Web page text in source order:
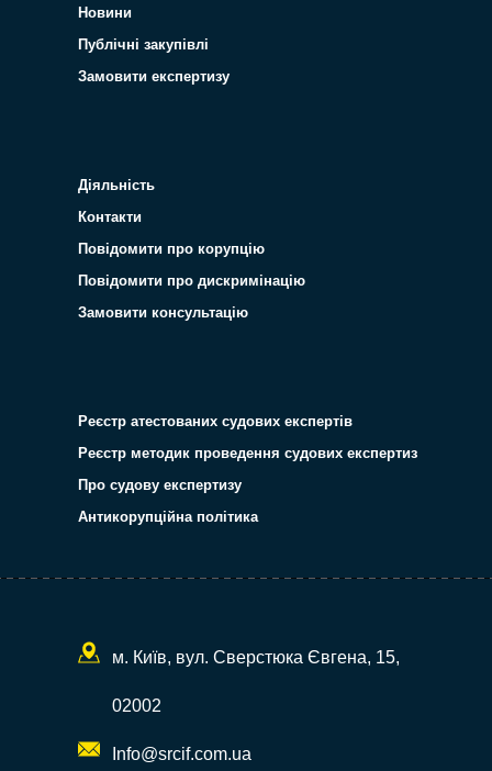
Новини
Публічні закупівлі
Замовити експертизу
Діяльність
Контакти
Повідомити про корупцію
Повідомити про дискримінацію
Замовити консультацію
Реєстр атестованих судових експертів
Реєстр методик проведення судових експертиз
Про судову експертизу
Антикорупційна політика
м. Київ, вул. Сверстюка Євгена, 15,
02002
Info@srcif.com.ua